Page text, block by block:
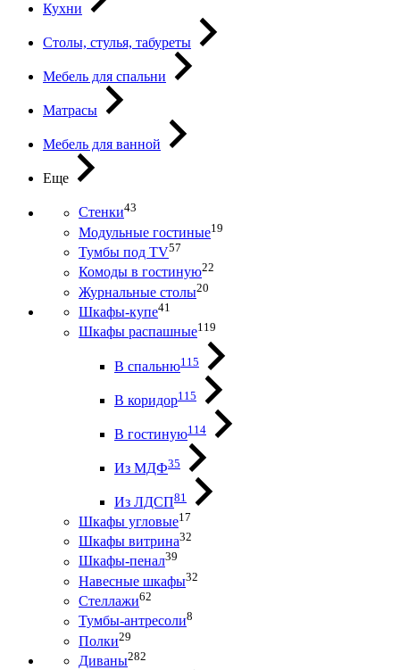
Кухни
Столы, стулья, табуреты
Мебель для спальни
Матрасы
Мебель для ванной
Еще
Стенки43
Модульные гостиные19
Тумбы под ТV57
Комоды в гостиную22
Журнальные столы20
Шкафы-купе41
Шкафы распашные119
В спальню115
В коридор115
В гостиную114
Из МДФ35
Из ЛДСП81
Шкафы угловые17
Шкафы витрина32
Шкафы-пенал39
Навесные шкафы32
Стеллажи62
Тумбы-антресоли8
Полки29
Диваны282